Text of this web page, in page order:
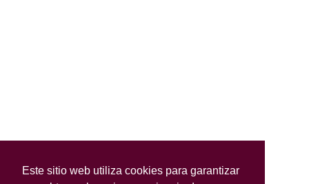
Este sitio web utiliza cookies para garantizar